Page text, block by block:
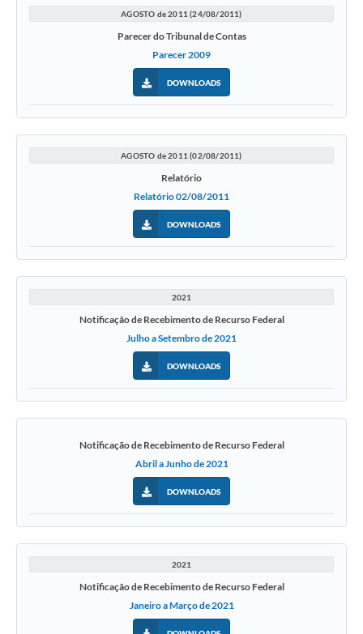
AGOSTO de 2011 (24/08/2011)
Parecer do Tribunal de Contas
Parecer 2009
DOWNLOADS
AGOSTO de 2011 (02/08/2011)
Relatório
Relatório 02/08/2011
DOWNLOADS
2021
Notificação de Recebimento de Recurso Federal
Julho a Setembro de 2021
DOWNLOADS
Notificação de Recebimento de Recurso Federal
Abril a Junho de 2021
DOWNLOADS
2021
Notificação de Recebimento de Recurso Federal
Janeiro a Março de 2021